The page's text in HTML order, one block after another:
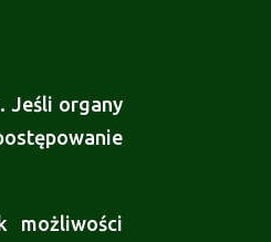
Jeśli organy
możliwości